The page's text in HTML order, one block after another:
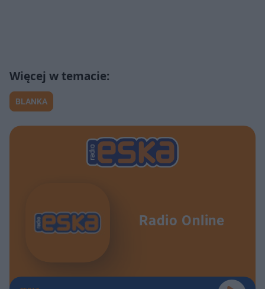
BLANKA
Radio Online